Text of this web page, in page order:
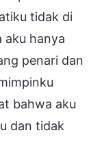
tidak di
aku hanya
penari dan
bahwa aku
dan tidak